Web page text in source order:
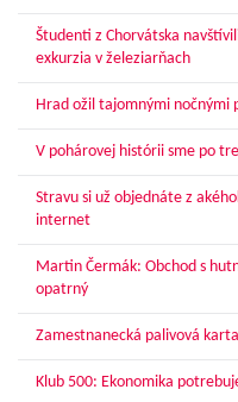
Študenti z Chorvátska
exkurzia v železiarňach
Hrad ožil tajomnými nočnými
V pohárovej histórii sme po
Stravu si už objednáte z
internet
Martin Čermák: Obchod s
opatrný
Zamestnanecká palivová karta
Klub 500: Ekonomika